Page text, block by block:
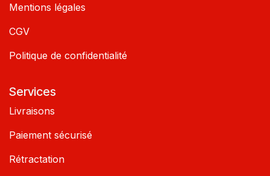
Mentions légales
CGV
Politique de confidentialité
Services
Livraisons
Paiement sécurisé
Rétractation